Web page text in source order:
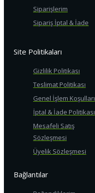
Siparişlerim
Sipariş İptal & İade
Site Politikaları
Gizlilik Politikası
Teslimat Politikası
Genel İşlem Koşulları
İptal & İade Politikası
Mesafeli Satış
Sözleşmesi
Üyelik Sözleşmesi
Bağlantılar